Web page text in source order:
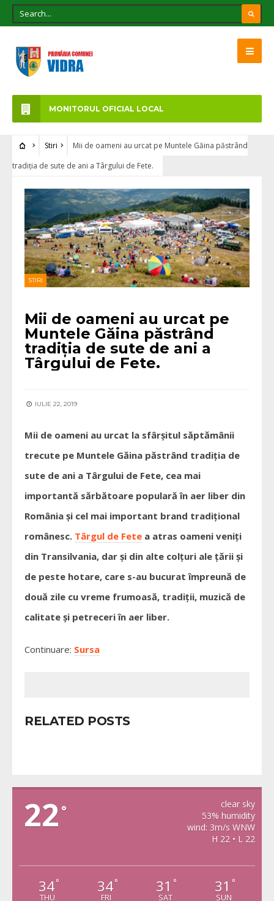
MONITORUL OFICIAL LOCAL
Stiri
Mii de oameni au urcat pe Muntele Găina păstrând
tradiția de sute de ani a Târgului de Fete.
STIRI
Mii de oameni au urcat pe
Muntele Găina păstrând
tradiția de sute de ani a
Târgului de Fete.
IULIE 22, 2019
Mii de oameni au urcat la sfârșitul săptămânii
trecute pe Muntele Găina păstrând tradiția de
sute de ani a Târgului de Fete, cea mai
importantă sărbătoare populară în aer liber din
România și cel mai important brand tradițional
românesc. Târgul de Fete a atras oameni veniți
din Transilvania, dar și din alte colțuri ale țării și
de peste hotare, care s-au bucurat împreună de
două zile cu vreme frumoasă, tradiții, muzică de
calitate și petreceri în aer liber.
Continuare: Sursa
RELATED POSTS
22 °
clear sky
53% humidity
wind: 3m/s WNW
H 22 • L 22
34°
THU
34°
FRI
31 °
SAT
31 °
SUN